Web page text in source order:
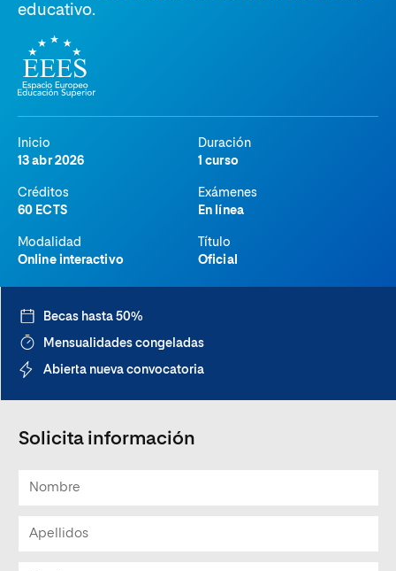
educativo.
Inicio
13 abr 2026
Duración
1 curso
Créditos
60 ECTS
Exámenes
En línea
Modalidad
Online interactivo
Título
Oficial
Becas hasta 50%
Mensualidades congeladas
Abierta nueva convocatoria
Solicita información